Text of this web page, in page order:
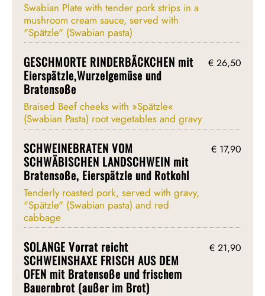
Swabian Plate with tender pork strips in a
mushroom cream sauce, served with
"Spätzle" (Swabian pasta)
GESCHMORTE RINDERBÄCKCHEN mit
Eierspätzle,Wurzelgemüse und
Bratensoße
Braised Beef cheeks with »Spätzle«
(Swabian Pasta) root vegetables and gravy
€ 26,50
SCHWEINEBRATEN VOM
SCHWÄBISCHEN LANDSCHWEIN mit
Bratensoße, Eierspätzle und Rotkohl
Tenderly roasted pork, served with gravy,
"Spätzle" (Swabian pasta) and red
cabbage
€ 17,90
SOLANGE Vorrat reicht
SCHWEINSHAXE FRISCH AUS DEM
OFEN mit Bratensoße und frischem
Bauernbrot (außer im Brot)
€ 21,90